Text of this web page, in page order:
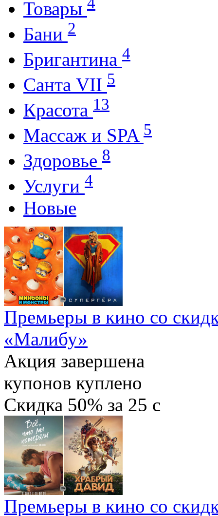
Товары
Бани 2
Бригантина 4
Санта VII 5
Красота 13
Массаж и SPA 5
Здоровье 8
Услуги 4
Новые
Премьеры в кино со
«Малибу»
Акция завершена
купонов куплено
Скидка 50% за 25 c
Премьеры в кино со